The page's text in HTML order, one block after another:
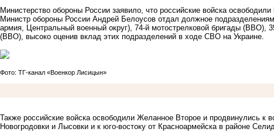
Министерство обороны России заявило, что российские войска
Министр обороны России Андрей Белоусов отдал должное
армия, Центральный военный округ), 74-й мотострелковой бригады (ВВО),
(ВВО), высоко оценив вклад этих подразделений в ходе СВО на Украине.
Фото: ТГ-канал «Военкор Лисицын»
Также российские войска освободили Желанное Второе и продвинулись к
Новогродовки и Лысовки и к юго-востоку от Красноармейска в районе